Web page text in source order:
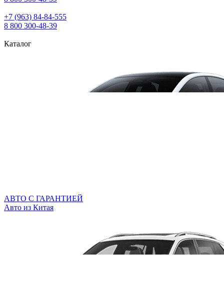
+7 (963) 84‑84‑555
8 800 300‑48‑39
Каталог
АВТО С ГАРАНТИЕЙ
Авто из Китая